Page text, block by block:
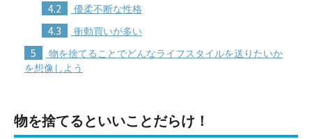
4.2 優柔不断な性格
4.3 衝動買いが多い
5
物を捨てることでどんなライフスタイルを送りたいか
を想像しよう
物を捨てるといいことだらけ！